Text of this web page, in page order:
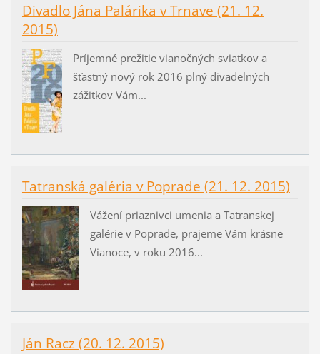
Divadlo Jána Palárika v Trnave (21. 12.
2015)
Príjemné prežitie vianočných sviatkov a
šťastný nový rok 2016 plný divadelných
zážitkov Vám...
Tatranská galéria v Poprade (21. 12. 2015)
Vážení priaznivci umenia a Tatranskej
galérie v Poprade, prajeme Vám krásne
Vianoce, v roku 2016...
Ján Racz (20. 12. 2015)